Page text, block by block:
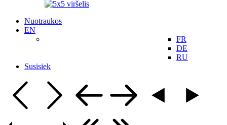
Nuotraukos
EN
FR
DE
RU
Susisiek